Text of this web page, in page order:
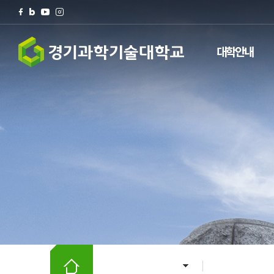
대학안내
검색 팝업존전체메뉴